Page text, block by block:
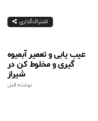
اشتراک‌گذاری
عیب یابی و تعمیر آبمیوه
گیری و مخلوط کن در
شیراز
نوشته قبل